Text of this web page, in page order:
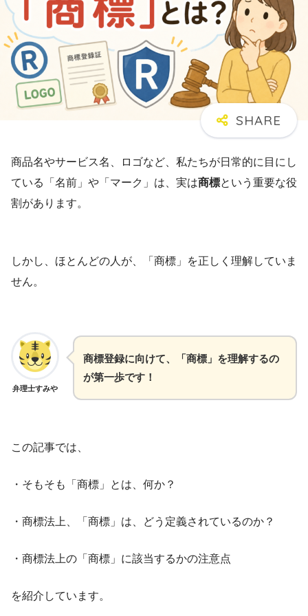
商品名やサービス名、ロゴなど、私たちが日常的に目にし
ている「名前」や「マーク」は、実は商標という重要な役
割があります。
しかし、ほとんどの人が、「商標」を正しく理解していま
せん。
弁理士すみや
商標登録に向けて、「商標」を理解するの
が第一歩です！
この記事では、
・そもそも「商標」とは、何か？
・商標法上、「商標」は、どう定義されているのか？
・商標法上の「商標」に該当するかの注意点
を紹介しています。